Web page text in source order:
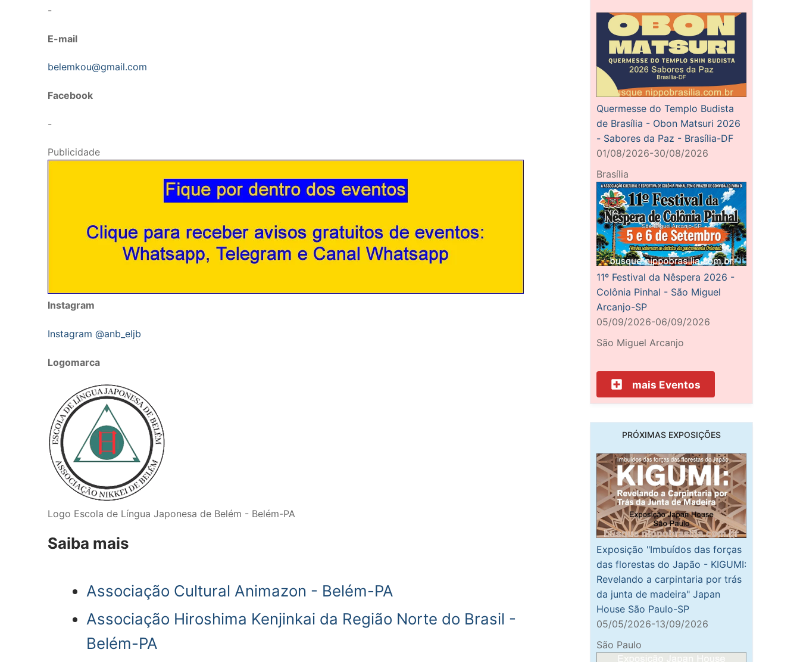
-
E-mail
belemkou@gmail.com
Facebook
-
Publicidade
Instagram
Instagram @anb_eljb
Logomarca
Logo Escola de Língua Japonesa de Belém - Belém-PA
Saiba mais
Associação Cultural Animazon - Belém-PA
Associação Hiroshima Kenjinkai da Região Norte do Brasil -
Belém-PA
Quermesse do Templo Budista
de Brasília - Obon Matsuri 2026
- Sabores da Paz - Brasília-DF
01/08/2026-30/08/2026
Brasília
11º Festival da Nêspera 2026 -
Colônia Pinhal - São Miguel
Arcanjo-SP
05/09/2026-06/09/2026
São Miguel Arcanjo
mais Eventos
PRÓXIMAS EXPOSIÇÕES
Exposição "Imbuídos das forças
das florestas do Japão - KIGUMI:
Revelando a carpintaria por trás
da junta de madeira" Japan
House São Paulo-SP
05/05/2026-13/09/2026
São Paulo